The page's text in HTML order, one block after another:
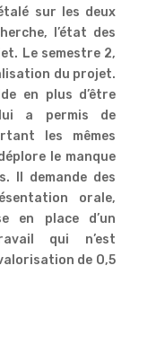
sur les deux
l’état des
Le semestre 2,
du projet.
en plus d’être
a permis de
les mêmes
le manque
Il demande des
orale,
en place d’un
qui n’est
de O,5